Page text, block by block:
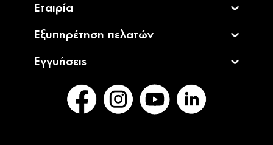
Εταιρία
Εξυπηρέτηση πελατών
Εγγυήσεις